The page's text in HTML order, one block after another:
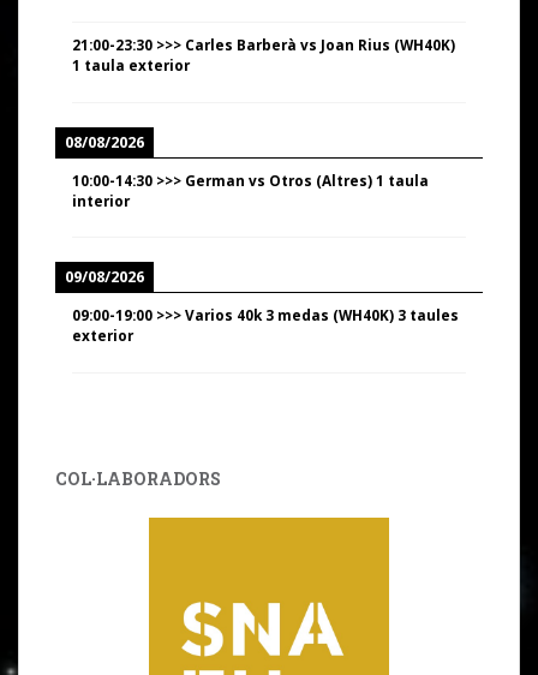
21:00-23:30 >>> Carles Barberà vs Joan Rius (WH40K)
1 taula exterior
08/08/2026
10:00-14:30 >>> German vs Otros (Altres) 1 taula
interior
09/08/2026
09:00-19:00 >>>Varios 40k 3 medas (WH40K) 3 taules
exterior
COL·LABORADORS